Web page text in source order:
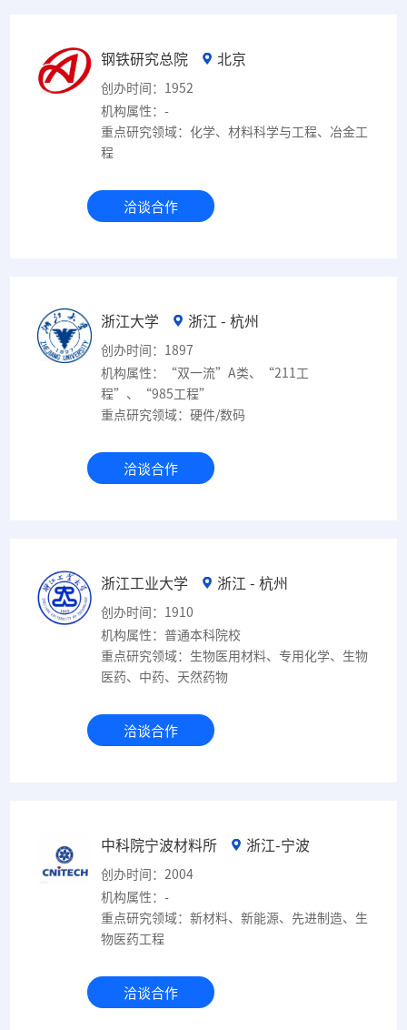
钢铁研究总院 北京
创办时间：1952
机构属性：-
重点研究领域：化学、材料科学与工程、冶金工
程
洽谈合作
浙江大学 浙江 - 杭州
创办时间：1897
机构属性：“双一流”A类、“211工
程”、“985工程”
重点研究领域：硬件/数码
洽谈合作
浙江工业大学 浙江 - 杭州
创办时间：1910
机构属性：普通本科院校
重点研究领域：生物医用材料、专用化学、生物
医药、中药、天然药物
洽谈合作
中科院宁波材料所 浙江-宁波
创办时间：2004
机构属性：-
重点研究领域：新材料、新能源、先进制造、生
物医药工程
洽谈合作